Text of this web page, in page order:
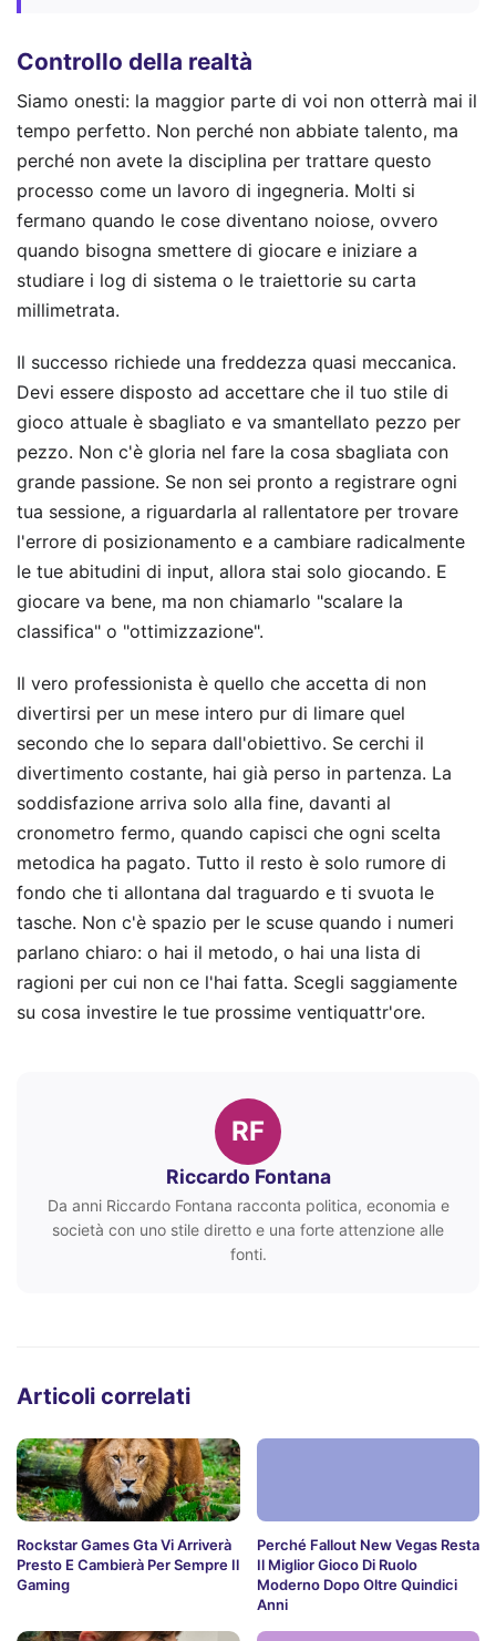
Controllo della realtà
Siamo onesti: la maggior parte di voi non otterrà mai il
tempo perfetto. Non perché non abbiate talento, ma
perché non avete la disciplina per trattare questo
processo come un lavoro di ingegneria. Molti si
fermano quando le cose diventano noiose, ovvero
quando bisogna smettere di giocare e iniziare a
studiare i log di sistema o le traiettorie su carta
millimetrata.
Il successo richiede una freddezza quasi meccanica.
Devi essere disposto ad accettare che il tuo stile di
gioco attuale è sbagliato e va smantellato pezzo per
pezzo. Non c'è gloria nel fare la cosa sbagliata con
grande passione. Se non sei pronto a registrare ogni
tua sessione, a riguardarla al rallentatore per trovare
l'errore di posizionamento e a cambiare radicalmente
le tue abitudini di input, allora stai solo giocando. E
giocare va bene, ma non chiamarlo "scalare la
classifica" o "ottimizzazione".
Il vero professionista è quello che accetta di non
divertirsi per un mese intero pur di limare quel
secondo che lo separa dall'obiettivo. Se cerchi il
divertimento costante, hai già perso in partenza. La
soddisfazione arriva solo alla fine, davanti al
cronometro fermo, quando capisci che ogni scelta
metodica ha pagato. Tutto il resto è solo rumore di
fondo che ti allontana dal traguardo e ti svuota le
tasche. Non c'è spazio per le scuse quando i numeri
parlano chiaro: o hai il metodo, o hai una lista di
ragioni per cui non ce l'hai fatta. Scegli saggiamente
su cosa investire le tue prossime ventiquattr'ore.
RF
Riccardo Fontana
Da anni Riccardo Fontana racconta politica, economia e
società con uno stile diretto e una forte attenzione alle
fonti.
Articoli correlati
Rockstar Games Gta Vi Arriverà
Presto E Cambierà Per Sempre Il
Gaming
Perché Fallout New Vegas Resta
Il Miglior Gioco Di Ruolo
Moderno Dopo Oltre Quindici
Anni